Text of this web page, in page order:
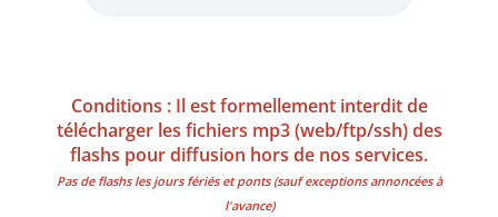
Conditions : Il est formellement interdit de
télécharger les fichiers mp3 (web/ftp/ssh) des
flashs pour diffusion hors de nos services.
Pas de flashs les jours fériés et ponts (sauf exceptions annoncées à
l'avance)